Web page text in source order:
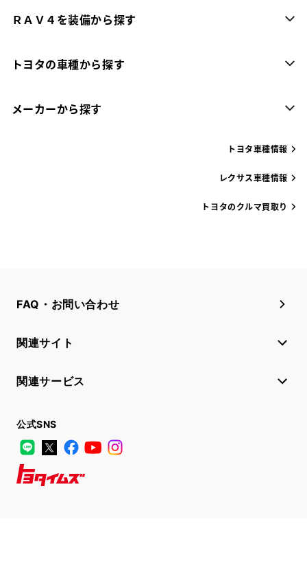
ＲＡＶ４を装備から探す
トヨタの車種から探す
メーカーから探す
トヨタ車種情報
レクサス車種情報
トヨタのクルマ買取り
FAQ・お問い合わせ
関連サイト
関連サービス
公式SNS
LINE
X FacebookYouTube